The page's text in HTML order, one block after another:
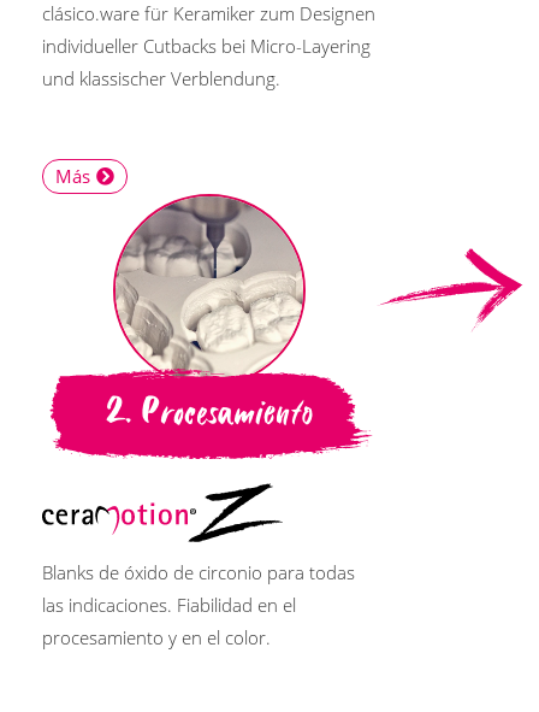
clásico.ware für Keramiker zum Designen
individueller Cutbacks bei Micro-Layering
und klassischer Verblendung.
Más
2. Procesamiento
Blanks de óxido de circonio para todas
las indicaciones. Fiabilidad en el
procesamiento y en el color.